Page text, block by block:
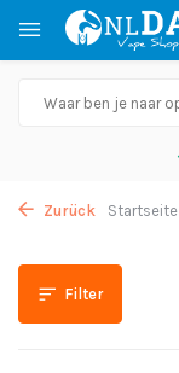
Zurück Startseite
Filter